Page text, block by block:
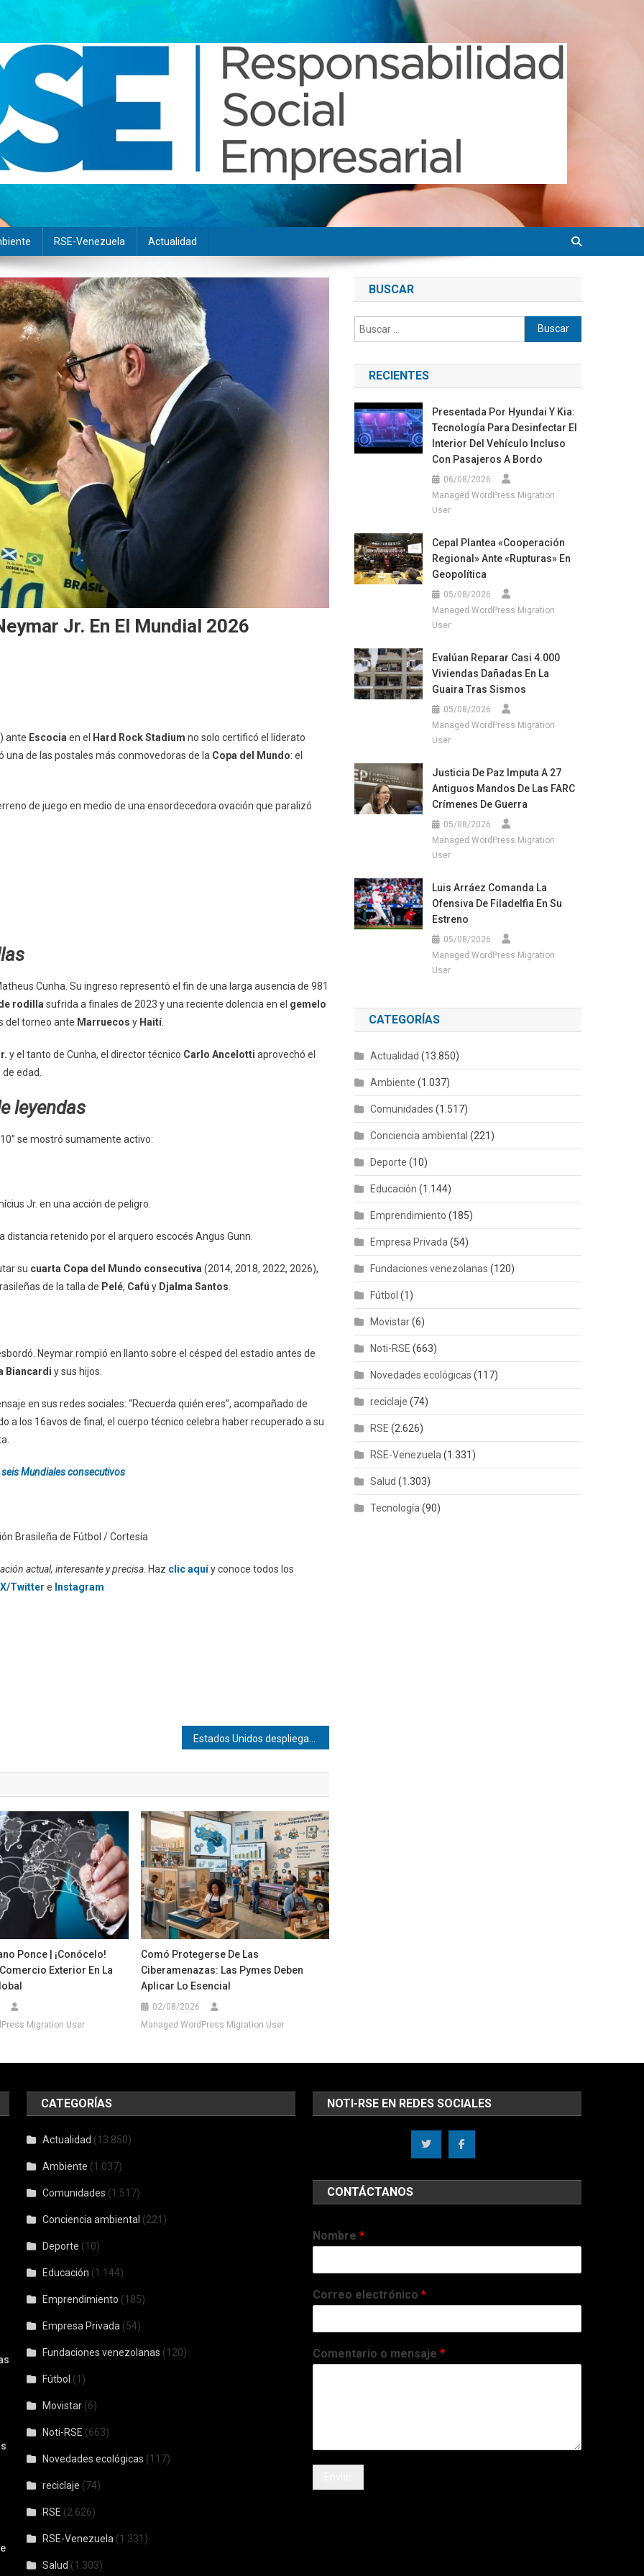
RSE-Venezuela Actualidad
Jr. En El Mundial 2026
ante Escociaen el Hard Rock Stadium no solo certificó el liderato
una de las postales más conmovedoras de la Copa del Mundo: el
de juego en medio de una ensordecedora ovación que paralizó
Cunha. Su ingreso representó el fin de una larga ausencia de 981
rodillasufrida a finales de 2023 y una reciente dolencia en el gemelo
del torneo ante Marruecos y Haití.
y el tanto de Cunha, el director técnico Carlo Ancelotti aprovechó el
edad.
leyendas
se mostró sumamente activo:
Jr. en una acción de peligro.
retenido por el arquero escocés Angus Gunn.
su cuarta Copa del Mundo consecutiva(2014, 2018, 2022, 2026),
de la talla de Pelé, Cafú y Djalma Santos.
Neymar rompió en llanto sobre el césped del estadio antes de
Biancardi y sus hijos.
en sus redes sociales: “Recuerda quién eres”, acompañado de
a los 16avos de final, el cuerpo técnico celebra haber recuperado a su
Mundiales consecutivos
Brasileña de Fútbol / Cortesía
actual, interesante y precisa. Haz clic aquíy conoce todos los
X/Twitter e Instagram
Estados Unidos despliega equipos de rescate en Venezuela tras los terremotos
Ponce | ¡Conócelo!
Exterior En La
Migration User
Comó Protegerse De Las
Ciberamenazas: Las Pymes Deben
Aplicar Lo Esencial
02/08/2026
Managed WordPress Migration User
BUSCAR
Buscar:
RECIENTES
Presentada Por Hyundai Y Kia:
Tecnología Para Desinfectar El
Interior Del Vehículo Incluso
Con Pasajeros A Bordo
06/08/2026
Managed WordPress Migration
User
Cepal Plantea «cooperación
Regional» Ante «rupturas» En
Geopolítica
05/08/2026
Managed WordPress Migration
User
Evalúan Reparar Casi 4.000
Viviendas Dañadas En La
Guaira Tras Sismos
05/08/2026
Managed WordPress Migration
User
Justicia De Paz Imputa A 27
Antiguos Mandos De Las FARC
Crímenes De Guerra
05/08/2026
Managed WordPress Migration
User
Luis Arráez Comanda La
Ofensiva De Filadelfia En Su
Estreno
05/08/2026
Managed WordPress Migration
User
CATEGORÍAS
Actualidad (13.850)
Ambiente (1.037)
Comunidades (1.517)
Conciencia ambiental (221)
Deporte (10)
Educación (1.144)
Emprendimiento (185)
Empresa Privada (54)
Fundaciones venezolanas (120)
Fútbol (1)
Movistar(6)
Noti-RSE (663)
Novedades ecológicas (117)
reciclaje (74)
RSE (2.626)
RSE-Venezuela (1.331)
Salud (1.303)
Tecnología (90)
CATEGORÍAS
Actualidad (13.850)
Ambiente (1.037)
Comunidades (1.517)
Conciencia ambiental (221)
Deporte (10)
Educación (1.144)
Emprendimiento (185)
Empresa Privada (54)
Fundaciones venezolanas (120)
Fútbol (1)
Movistar (6)
Noti-RSE (663)
Novedades ecológicas (117)
reciclaje (74)
RSE (2.626)
RSE-Venezuela (1.331)
Salud (1.303)
NOTI-RSE EN REDES SOCIALES
CONTÁCTANOS
Nombre *
Correo electrónico *
Comentario o mensaje *